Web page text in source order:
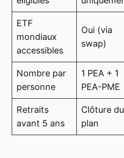
ETF
mondiaux
accessibles
Oui (via
swap)
Nombre par
personne
1 PEA + 1
PEA-PME
Retraits
avant 5 ans
Clôture du
plan